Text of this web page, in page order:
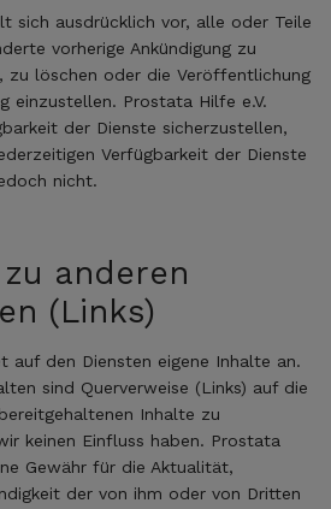
sich ausdrücklich vor, alle oder Teile
vorherige Ankündigung zu
zu löschen oder die Veröffentlichung
einzustellen. Prostata Hilfe e.V.
der Dienste sicherzustellen,
Verfügbarkeit der Dienste
nicht.
anderen
(Links)
auf den Diensten eigene Inhalte an.
sind Querverweise (Links) auf die
Inhalte zu
keinen Einfluss haben. Prostata
Gewähr für die Aktualität,
der von ihm oder von Dritten